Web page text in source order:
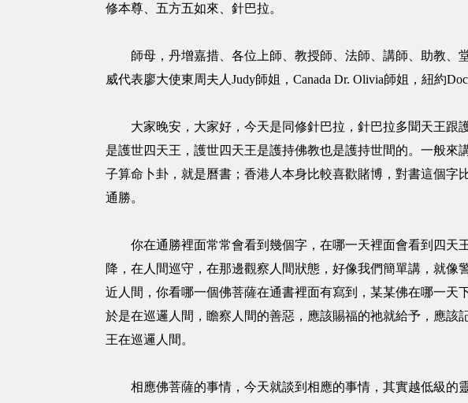
修本尊、五方五如來、針巴拉。
師母，丹增嘉措、各位上師、教授師、法師、講師、助教、
威代表廖大使東周夫人Judy師姐，Canada Dr. Olivia師姐，紐約
大家晚安，大家好，今天是同修針巴拉，針巴拉多聞天王跟
是護世四天王，護世四天王是護持佛教也是護持世間的。一般
子算命卜卦，就是曆書；香港人本身比較喜歡賭博，對書這個
通勝。
你在通勝裡面常常會看到幾個字，在哪一天裡面會看到四天
降，在人間巡守，在那邊觀察人間狀態，好像我們簡單講，就
近人間，你看哪一個佛菩薩在通書裡面有寫到，某某佛在哪一
於是在巡邏人間，瞻察人間的善惡，應該賜福的祂就給予，應
王在巡邏人間。
相應佛菩薩的事情，今天就談到相應的事情，其實越低級的